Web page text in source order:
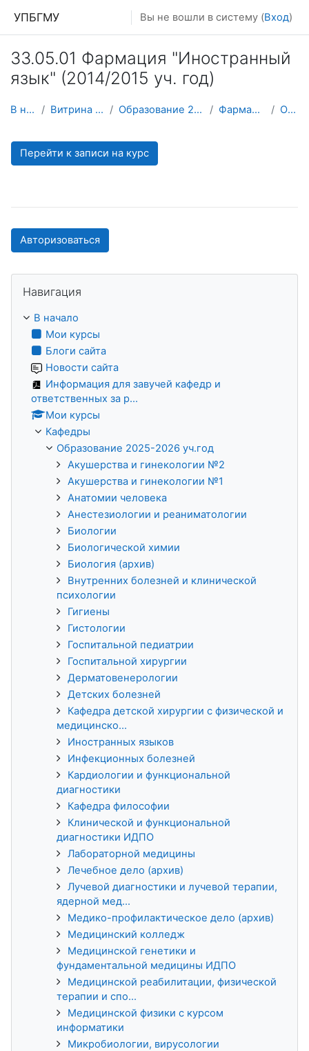
УПБГМУ Вы не вошли в систему (Вход)
33.05.01 Фармация "Иностранный
язык" (2014/2015 уч. год)
В начало Витрина курсов 3KL Образование 2025-2026 уч.год Фармация (архив) О курсе
Перейти к записи на курс
Авторизоваться
Навигация
В начало
Мои курсы
Блоги сайта
Новости сайта
Информация для завучей кафедр и
ответственных за р...
Мои курсы
Кафедры
Образование 2025-2026 уч.год
Акушерства и гинекологии №2
Акушерства и гинекологии №1
Анатомии человека
Анестезиологии и реаниматологии
Биологии
Биологической химии
Биология (архив)
Внутренних болезней и клинической
психологии
Гигиены
Гистологии
Госпитальной педиатрии
Госпитальной хирургии
Дерматовенерологии
Детских болезней
Кафедра детской хирургии с физической и
медицинско...
Иностранных языков
Инфекционных болезней
Кардиологии и функциональной
диагностики
Кафедра философии
Клинической и функциональной
диагностики ИДПО
Лабораторной медицины
Лечебное дело (архив)
Лучевой диагностики и лучевой терапии,
ядерной мед...
Медико-профилактическое дело (архив)
Медицинский колледж
Медицинской генетики и
фундаментальной медицины ИДПО
Медицинской реабилитации, физической
терапии и спо...
Медицинской физики с курсом
информатики
Микробиологии, вирусологии